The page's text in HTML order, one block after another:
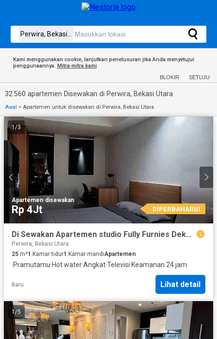
Kami menggunakan cookie, lanjutkan penelusuran jika Anda menyetujui
penggunaannya. Mitra-mitra kami
BLOKIR SETUJU
32.560 apartemen Disewakan di Perwira, Bekasi Utara
Awal > Apartemen untuk disewakan di Perwira, Bekasi Utara
1 /3
Apartemen·disewakan
Rp 4Jt DIPERBAHARUI
Di Sewakan Apartemen studio Fully Furnies Dekat UI
Perwira, Bekasi Utara
25 m²1 Kamar tidur1 Kamar mandiApartemen
·Pramutamu·Hot water·Angkat·Televisi·Keamanan 24 jam
Baru Lihat detail
1 /5